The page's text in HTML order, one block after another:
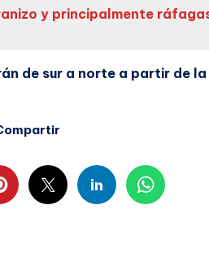
y principalmente
de sur a norte a partir de la